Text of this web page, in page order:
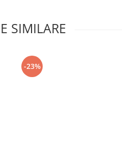
SIMILARE
-23%